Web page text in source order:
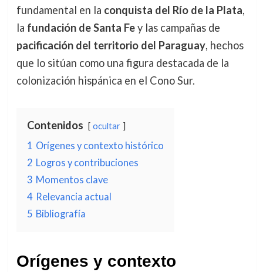
fundamental en la conquista del Río de la Plata,
la fundación de Santa Fey las campañas de
pacificación del territorio del Paraguay, hechos
que lo sitúan como una figura destacada de la
colonización hispánica en el Cono Sur.
Contenidos ocultar
1 Orígenes y contexto histórico
2 Logros y contribuciones
3 Momentos clave
4 Relevancia actual
5 Bibliografía
Orígenes y contexto